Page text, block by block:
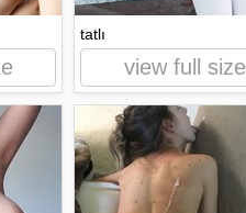
tatlı
view full size